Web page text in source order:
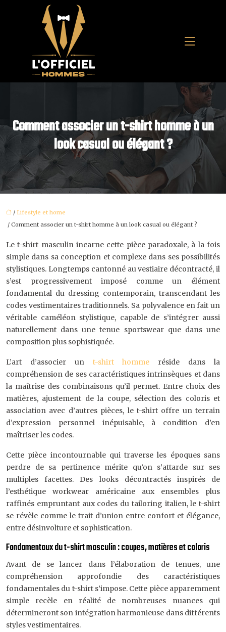
Comment associer un t-shirt homme à un
look casual ou élégant ?
/ Lifestyle et home
/ Comment associer un t-shirt homme à un look casual ou élégant ?
Le t-shirt masculin incarne cette pièce paradoxale, à la fois
simple dans sa conception et complexe dans ses possibilités
stylistiques. Longtemps cantonné au vestiaire décontracté, il
s’est progressivement imposé comme un élément
fondamental du dressing contemporain, transcendant les
codes vestimentaires traditionnels. Sa polyvalence en fait un
véritable caméléon stylistique, capable de s’intégrer aussi
naturellement dans une tenue sportswear que dans une
composition plus sophistiquée.
L’art d’associer un t-shirt homme réside dans la
compréhension de ses caractéristiques intrinsèques et dans
la maîtrise des combinaisons qu’il permet. Entre choix des
matières, ajustement de la coupe, sélection des coloris et
association avec d’autres pièces, le t-shirt offre un terrain
d’expression personnel inépuisable, à condition d’en
maîtriser les codes.
Cette pièce incontournable qui traverse les époques sans
perdre de sa pertinence mérite qu’on s’attarde sur ses
multiples facettes. Des looks décontractés inspirés de
l’esthétique workwear américaine aux ensembles plus
raffinés empruntant aux codes du tailoring italien, le t-shirt
se révèle comme le trait d’union entre confort et élégance,
entre désinvolture et sophistication.
Fondamentaux du t-shirt masculin : coupes, matières et coloris
Avant de se lancer dans l’élaboration de tenues, une
compréhension approfondie des caractéristiques
fondamentales du t-shirt s’impose. Cette pièce apparemment
simple recèle en réalité de nombreuses nuances qui
détermineront son intégration harmonieuse dans différents
styles vestimentaires.